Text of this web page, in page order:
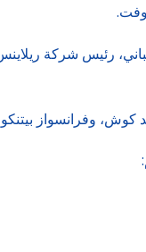
وفرانسواز